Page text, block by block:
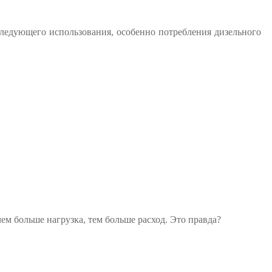
использования, особенно потребления дизельного
больше нагрузка, тем больше расход. Это правда?